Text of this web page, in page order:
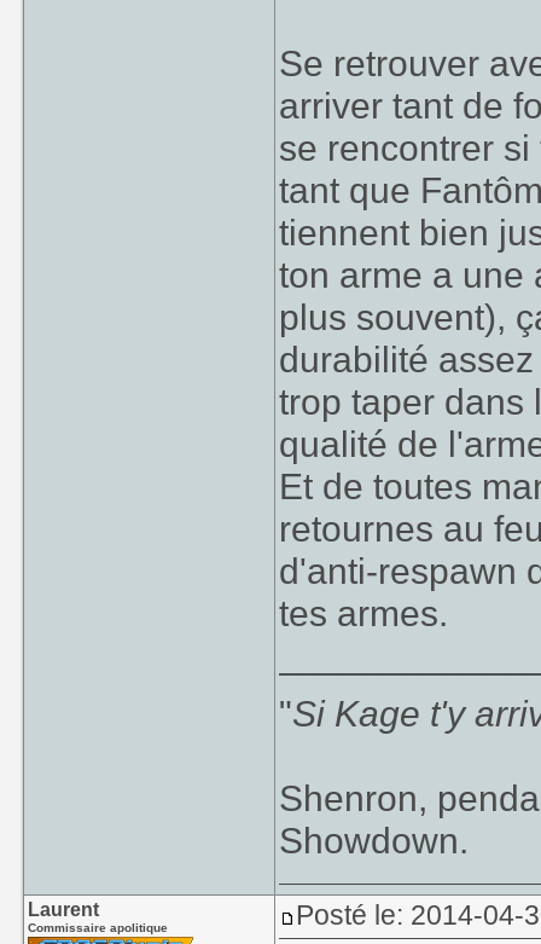
Se retrouver
arriver tant de
se rencontrer
tant que
tiennent bien
ton arme a une
plus souvent),
durabilité
trop taper dans
qualité de
Et de toutes
retournes au
d'anti-respawn
tes armes.
"Si Kage t'y
Shenron,
Showdown.
Laurent
Commissaire apolitique Posté le: 2014-04-